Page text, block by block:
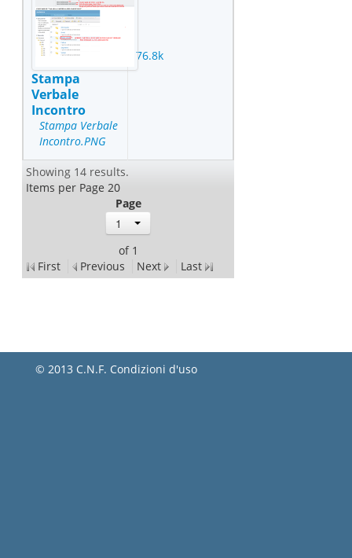
Stampa
Verbale
Incontro
Stampa Verbale
Incontro.PNG
76.8k
Showing 14 results.
Items per Page 20
Page
1
of 1
First
Previous Next Last
© 2013 C.N.F. Condizioni d'uso